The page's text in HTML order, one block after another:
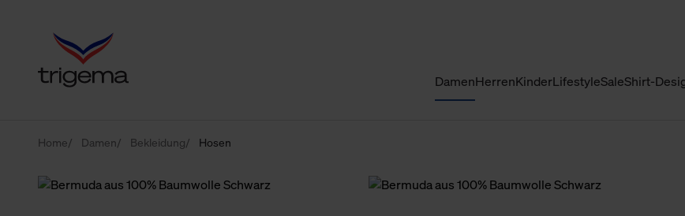
DamenHerrenKinderLifestyleSaleShirt-
Home Damen Bekleidung Hosen